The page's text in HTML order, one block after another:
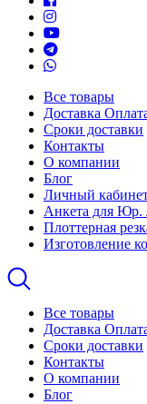
Все товары
Доставка
Сроки доставки
Контакты
О компании
Блог
Личный
Анкета для Юр.
Плоттерная
Изготовление
Все товары
Доставка
Сроки доставки
Контакты
О компании
Блог